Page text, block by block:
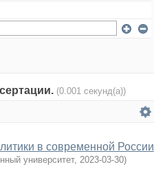
(0.001 секунд(а))
в современной России
университет, 2023-03-30)